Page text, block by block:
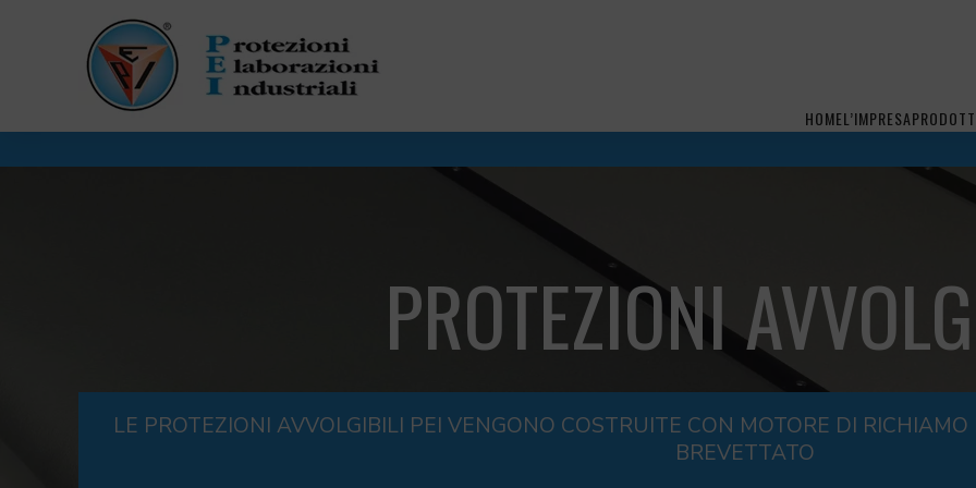
HOMEL’IMPRESA
PROTEZIONI
LE PROTEZIONI AVVOLGIBILI PEI VENGONO COSTRUITE CON MOTORE DI
BREVETTATO